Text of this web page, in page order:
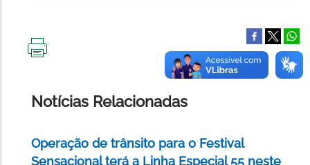
Notícias Relacionadas
Operação de trânsito para o Festival
Sensacional terá a Linha Especial 55 neste